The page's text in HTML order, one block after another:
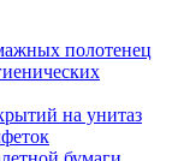
полотенец
на унитаз